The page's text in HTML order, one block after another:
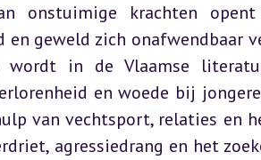
onstuimige krachten
en geweld zich onafwendbaar
wordt in de Vlaamse
en woede bij
van vechtsport, relaties en
agressiedrang en het